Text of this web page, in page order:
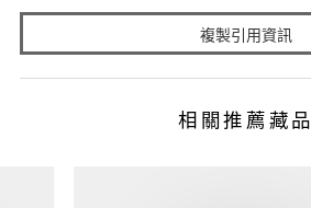
複製引用資訊
相關推薦藏品